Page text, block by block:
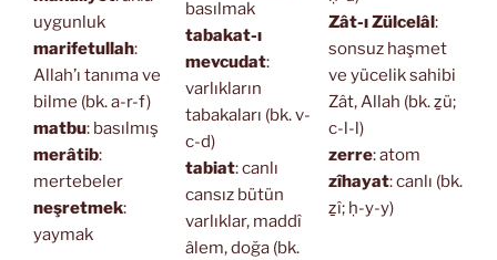
uygunluk
marifetullah:
Allah’ı tanıma ve
bilme (bk. a-r-f)
matbu: basılmış
merâtib:
mertebeler
neşretmek:
yaymak
basılmak
tabakat-ı
mevcudat:
varlıkların
tabakaları (bk. v-
c-d)
tabiat: canlı
cansız bütün
varlıklar, maddî
âlem, doğa (bk.
Zât-ı Zülcelâl:
sonsuz haşmet
ve yücelik sahibi
Zât, Allah (bk. ẕü;
c-l-l)
zerre: atom
zîhayat: canlı (bk.
ẕî; ḥ-y-y)